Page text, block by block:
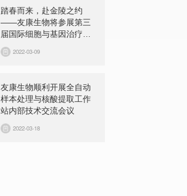
踏春而来，赴金陵之约
——友康生物将参展第三
届国际细胞与基因治疗中
国峰会（CGCS 2022）
2022-03-09
友康生物顺利开展全自动
样本处理与核酸提取工作
站内部技术交流会议
2022-03-18